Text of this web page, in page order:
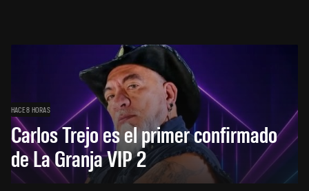
HACE 8 HORAS
Carlos Trejo es el primer confirmado
de La Granja VIP 2